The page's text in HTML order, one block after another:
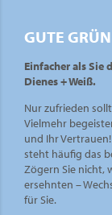
GUTE
Einfacher als Sie
Dienes + Weiß.
Nur zufrieden
Vielmehr
und Ihr
steht häufig das
Zögern Sie nicht,
ersehnten –
für Sie.